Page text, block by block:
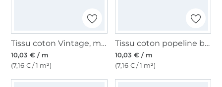
Tissu coton Vintage, menthe
10,03 € / m
(7,16 € / 1 m²)
Tissu coton popeline branches de baies, vert pâle
10,03 € / m
(7,16 € / 1 m²)